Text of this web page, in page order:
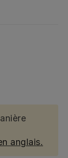
anglais.